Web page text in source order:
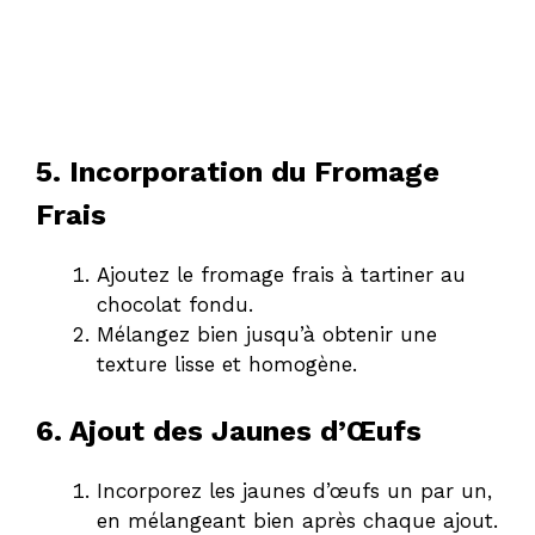
5. Incorporation du Fromage
Frais
Ajoutez le fromage frais à tartiner au
chocolat fondu.
Mélangez bien jusqu’à obtenir une
texture lisse et homogène.
6. Ajout des Jaunes d’Œufs
Incorporez les jaunes d’œufs un par un,
en mélangeant bien après chaque ajout.